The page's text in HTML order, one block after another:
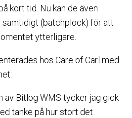
kort tid. Nu kan de även
samtidigt (batchplock) för att
ytterligare.
hos Care of Carl med
av Bitlog WMS tycker jag gick
tanke på hur stort det